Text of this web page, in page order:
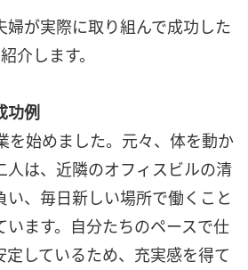
が実際に取り組んで成功した
介します。
功例
を始めました。元々、体を動か
人は、近隣のオフィスビルの清
、毎日新しい場所で働くこと
います。自分たちのペースで仕
しているため、充実感を得て